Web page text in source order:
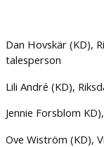
Dan Hovskär (KD),
talesperson
Lili André (KD),
Jennie Forsblom
Ove Wiström (KD),